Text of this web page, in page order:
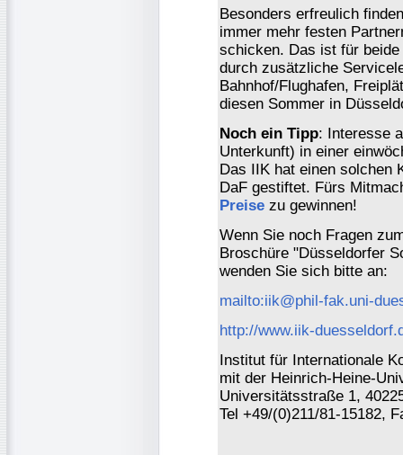
Besonders erfreulich
immer mehr festen
schicken. Das ist für
durch zusätzliche
Bahnhof/Flughafen,
diesen Sommer in
Noch ein Tipp: Interesse
Unterkunft) in einer
Das IIK hat einen solchen
DaF gestiftet. Fürs
Preise zu gewinnen!
Wenn Sie noch Fragen
Broschüre "Düsseldorfer
wenden Sie sich bitte an:
mailto:iik@phil-fak.uni-
http://www.iik-
Institut für Internationale
mit der Heinrich-Heine-
Universitätsstraße 1,
Tel +49/(0)211/81-15182,